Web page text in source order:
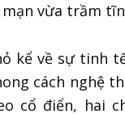
vừa trầm
kể về sự tinh
cách nghệ
cổ điển, hai